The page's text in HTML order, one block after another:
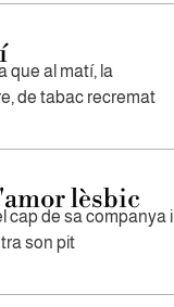
que al matí, la
de tabac recremat
lèsbic
cap de sa companya i
son pit